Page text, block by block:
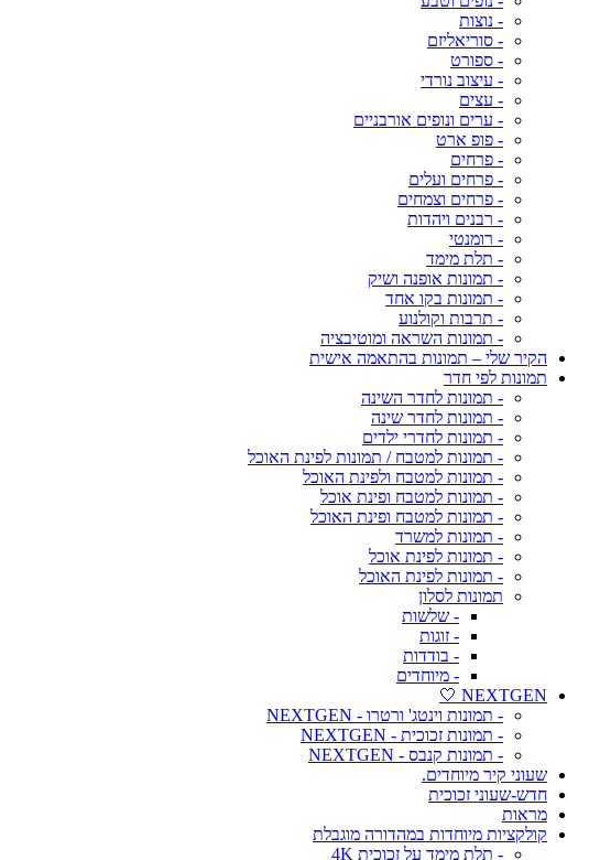
- נוצות
- סוריאליזם
- ספורט
- עיצוב נורדי
- עצים
- ערים ונופים אורבניים
- פופ ארט
- פרחים
- פרחים ועלים
- פרחים וצמחים
- רבנים ויהדות
- רומנטי
- תלת מימד
- תמונות אופנה ושיק
- תמונות בקו אחד
- תרבות וקולנוע
- תמונות השראה ומוטיבציה
הקיר שלי – תמונות בהתאמה אישית
תמונות לפי חדר
- תמונות לחדר השינה
- תמונות לחדר שינה
- תמונות לחדרי ילדים
- תמונות למטבח / תמונות לפינת האוכל
- תמונות למטבח ולפינת האוכל
- תמונות למטבח ופינת אוכל
- תמונות למטבח ופינת האוכל
- תמונות למשרד
- תמונות לפינת אוכל
- תמונות לפינת האוכל
תמונות לסלון
- שלשות
- זוגות
- בודדות
- מיוחדים
NEXTGEN 🤍
- תמונות וינטג' ורטרו - NEXTGEN
- תמונות זכוכית - NEXTGEN
- תמונות קנבס - NEXTGEN
שעוני קיר מיוחדים.
חדש-שעוני זכוכית
מראות
קולקציות מיוחדות במהדורה מוגבלת
- תלת מימד על זכוכית 4K